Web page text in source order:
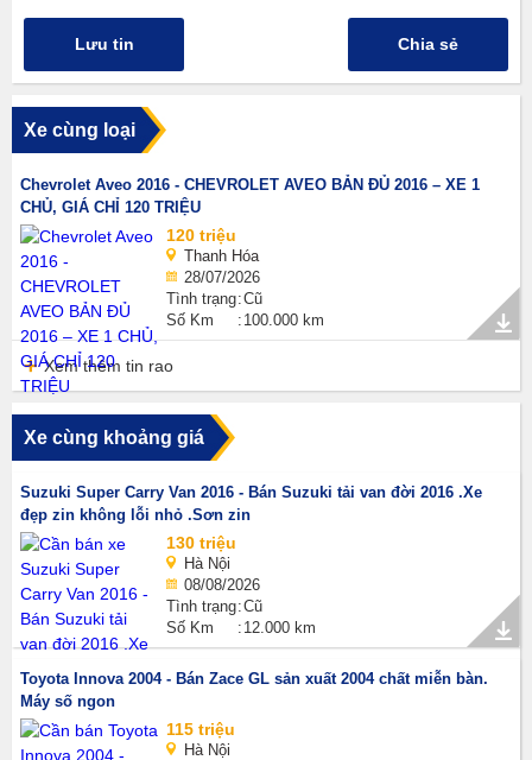
Lưu tin Chia sẻ
Xe cùng loại
Chevrolet Aveo 2016 - CHEVROLET AVEO BẢN ĐỦ 2016 – XE 1
CHỦ, GIÁ CHỈ 120 TRIỆU
120 triệu
Thanh Hóa
28/07/2026
Tình trạng Cũ
Số Km
100.000 km
Xem thêm tin rao
Xe cùng khoảng giá
Suzuki Super Carry Van 2016 - Bán Suzuki tải van đời 2016 .Xe
đẹp zin không lỗi nhỏ .Sơn zin
130 triệu
Hà Nội
08/08/2026
Tình trạng Cũ
Số Km
12.000 km
Toyota Innova 2004 - Bán Zace GL sản xuất 2004 chất miễn bàn.
Máy số ngon
115 triệu
Hà Nội